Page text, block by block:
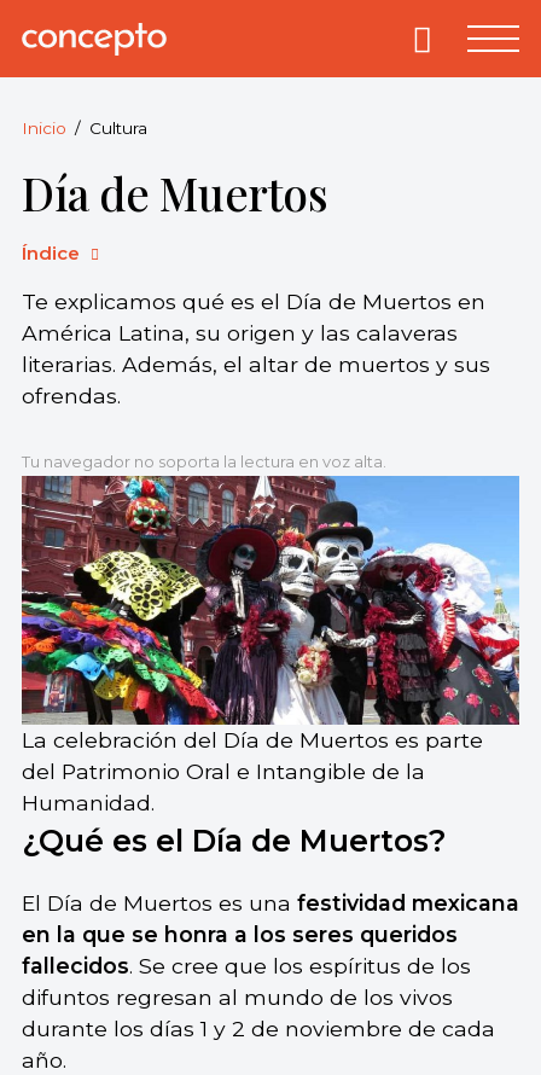
Concepto.
derechos
reservados.
Primary
Inicio Cultura
Día de Muertos
Índice
Te explicamos qué es el Día de Muertos en
América Latina, su origen y las calaveras
literarias. Además, el altar de muertos y sus
ofrendas.
Tu navegador no soporta la lectura en voz alta.
La celebración del Día de Muertos es parte
del Patrimonio Oral e Intangible de la
Humanidad.
¿Qué es el Día de Muertos?
El Día de Muertos es una festividad mexicana
en la que se honra a los seres queridos
fallecidos. Se cree que los espíritus de los
difuntos regresan al mundo de los vivos
durante los días 1 y 2 de noviembre de cada
año.